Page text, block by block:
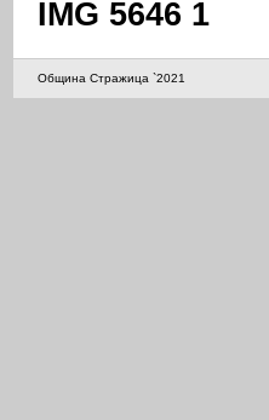
IMG 5646 1
Община Стражица `2021